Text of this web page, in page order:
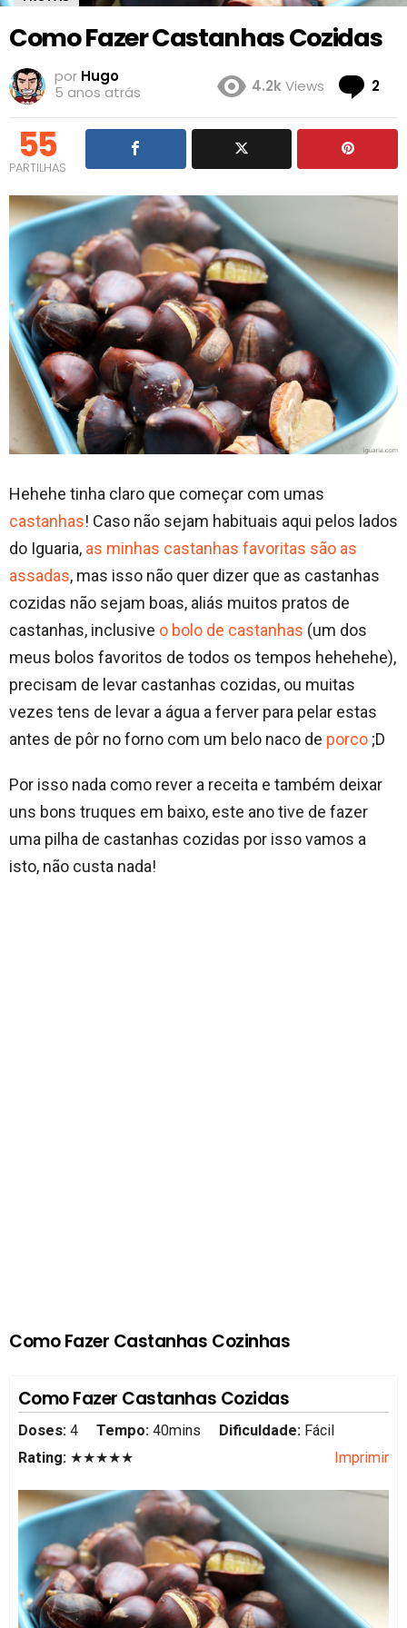
Como Fazer Castanhas Cozidas
por Hugo
5 anos atrás
4.2kViews 2
55
PARTILHAS
Hehehe tinha claro que começar com umas
castanhas! Caso não sejam habituais aqui pelos lados
do Iguaria, as minhas castanhas favoritas são as
assadas, mas isso não quer dizer que as castanhas
cozidas não sejam boas, aliás muitos pratos de
castanhas, inclusive o bolo de castanhas (um dos
meus bolos favoritos de todos os tempos hehehehe),
precisam de levar castanhas cozidas, ou muitas
vezes tens de levar a água a ferver para pelar estas
antes de pôr no forno com um belo naco de porco ;D
Por isso nada como rever a receita e também deixar
uns bons truques em baixo, este ano tive de fazer
uma pilha de castanhas cozidas por isso vamos a
isto, não custa nada!
Como Fazer Castanhas Cozinhas
Como Fazer Castanhas Cozidas
Doses: 4 Tempo: 40mins Dificuldade: Fácil
Rating: ★★★★★ Imprimir